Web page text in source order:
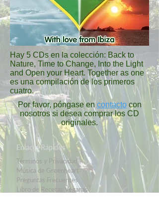
Hay 5 CDs en la colección: Back to
Nature, Time to Change, Into the Light
and Open your Heart. Together as one
es una compilación de los primeros
cuatro.
Por favor, póngase encontactocon
nosotros si desea comprar los CD
originales.
Enlaces Rápidos
Términos y Privacidad
Música de Greenheart
Preguntas Frecuentes
Libro de Recetas Veganas